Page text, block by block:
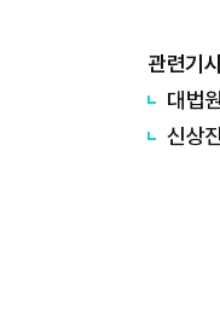
관련기
대법
신상